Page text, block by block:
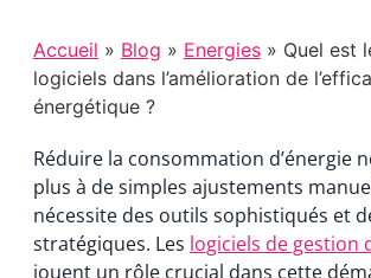
Accueil » Blog » Energies» Quel est
logiciels dans l’amélioration de
énergétique ?
Réduire la consommation d’énergie
plus à de simples ajustements
nécessite des outils sophistiqués et
stratégiques. Les logiciels de gestion
jouent un rôle crucial dans cette